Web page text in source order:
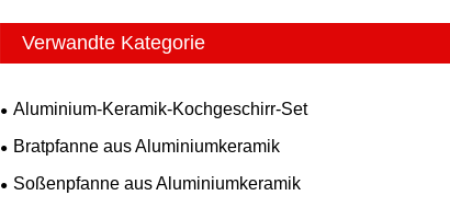
Verwandte Kategorie
Aluminium-Keramik-Kochgeschirr-Set
Bratpfanne aus Aluminiumkeramik
Soßenpfanne aus Aluminiumkeramik